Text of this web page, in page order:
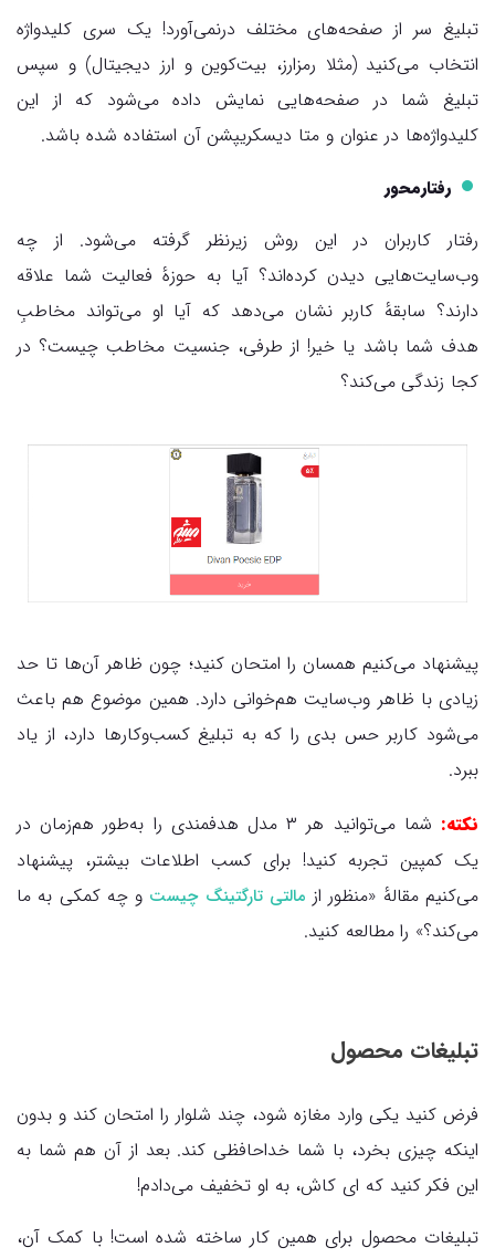
تبلیغ سر از صفحه‌های مختلف درنمی‌آورد! یک سری کلیدواژه
انتخاب می‌کنید (مثلا رمزارز، بیت‌کوین و ارز دیجیتال) و سپس
تبلیغ شما در صفحه‌هایی نمایش داده می‌شود که از این
کلیدواژه‌ها در عنوان و متا دیسکریپشن آن استفاده شده باشد.
رفتارمحور
رفتار کاربران در این روش زیرنظر گرفته می‌شود. از چه
وب‌سایت‌هایی دیدن کرده‌اند؟ آیا به حوزهٔ فعالیت شما علاقه
دارند؟ سابقهٔ کاربر نشان می‌دهد که آیا او می‌تواند مخاطبِ
هدف شما باشد یا خیر! از طرفی، جنسیت مخاطب چیست؟ در
کجا زندگی می‌کند؟
پیشنهاد می‌کنیم همسان را امتحان کنید؛ چون ظاهر آن‌ها تا حد
زیادی با ظاهر وب‌سایت هم‌خوانی دارد. همین موضوع هم باعث
می‌شود کاربر حس بدی را که به تبلیغ کسب‌وکارها دارد، از یاد
ببرد.
نکته:
شما می‌توانید هر ۳ مدل هدفمندی را به‌طور هم‌زمان در
یک کمپین تجربه کنید! برای کسب اطلاعات بیشتر، پیشنهاد
می‌کنیم مقالهٔ «منظور از مالتی تارگتینگ چیست و چه کمکی به ما
می‌کند؟» را مطالعه کنید.
تبلیغات محصول
فرض کنید یکی وارد مغازه شود، چند شلوار را امتحان کند و بدون
اینکه چیزی بخرد، با شما خداحافظی کند. بعد از آن هم شما به
این فکر کنید که ای کاش، به او تخفیف می‌دادم!
تبلیغات محصول برای همین کار ساخته شده است! با کمک آن،